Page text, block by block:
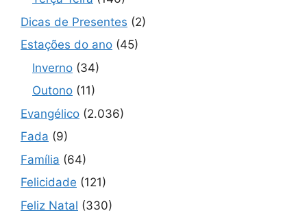
Dicas de Presentes (2)
Estações do ano (45)
Inverno (34)
Outono (11)
Evangélico (2.036)
Fada (9)
Família (64)
Felicidade (121)
Feliz Natal (330)